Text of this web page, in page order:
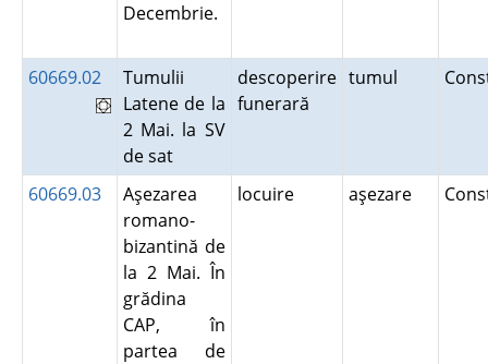
Decembrie.
60669.02
Tumulii
Latene de la
2 Mai. la SV
de sat
descoperire
funerară
tumul
60669.03
Aşezarea
romano-
bizantină de
la 2 Mai. În
grădina
CAP, în
partea de
locuire aşezare